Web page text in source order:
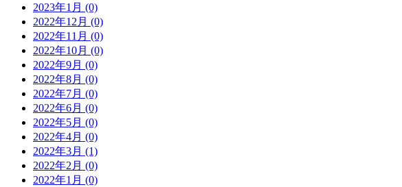
2023年1月 (0)
2022年12月 (0)
2022年11月 (0)
2022年10月 (0)
2022年9月 (0)
2022年8月 (0)
2022年7月 (0)
2022年6月 (0)
2022年5月 (0)
2022年4月 (0)
2022年3月 (1)
2022年2月 (0)
2022年1月 (0)